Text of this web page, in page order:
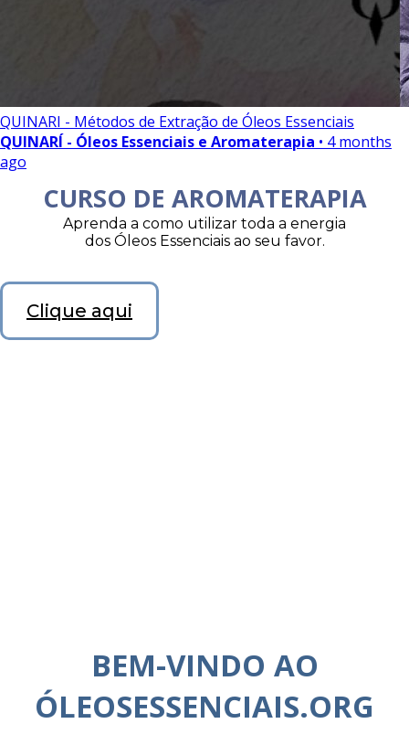
QUINARI - Métodos de Extração de Óleos Essenciais
QUINARÍ - Óleos Essenciais e Aromaterapia • 4 months
ago
CURSO DE AROMATERAPIA
Aprenda a como utilizar toda a energia
dos Óleos Essenciais ao seu favor.
Clique aqui
BEM-VINDO AO
ÓLEOSESSENCIAIS.ORG